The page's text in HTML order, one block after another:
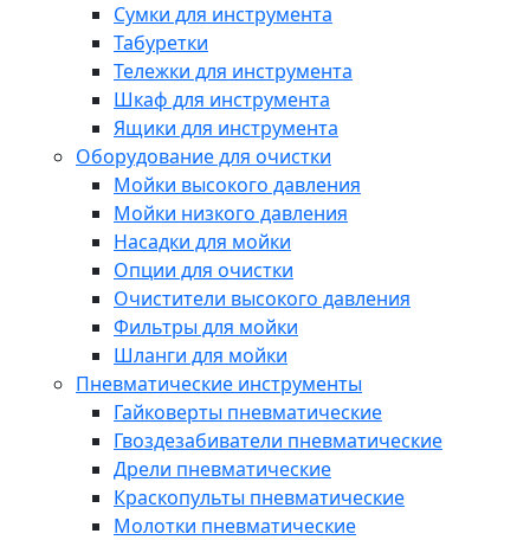
Сумки для инструмента
Табуретки
Тележки для инструмента
Шкаф для инструмента
Ящики для инструмента
Оборудование для очистки
Мойки высокого давления
Мойки низкого давления
Насадки для мойки
Опции для очистки
Очистители высокого давления
Фильтры для мойки
Шланги для мойки
Пневматические инструменты
Гайковерты пневматические
Гвоздезабиватели пневматические
Дрели пневматические
Краскопульты пневматические
Молотки пневматические